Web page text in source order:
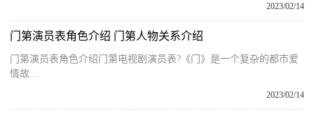
2023/02/14
门第演员表角色介绍 门第人物关系介绍
门第演员表角色介绍门第电视剧演员表?《门》是一个复杂的都市爱
情故...
2023/02/14